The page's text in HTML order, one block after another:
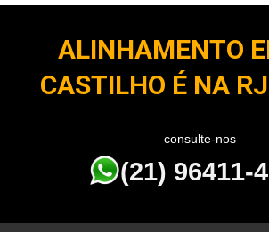
ALINHAMENTO
CASTILHO É NA
consulte-nos
(21) 96411-